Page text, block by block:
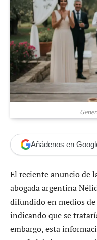
Añádenos en
El reciente anuncio de
abogada argentina
difundido en medios
indicando que se
embargo, esta